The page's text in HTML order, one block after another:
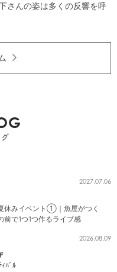
さんの姿は多くの反響を呼
2027.07.06
休みイベント①｜魚屋がつく
前で1つ1つ作るライブ感
2026.08.09
ﾊﾞﾙ